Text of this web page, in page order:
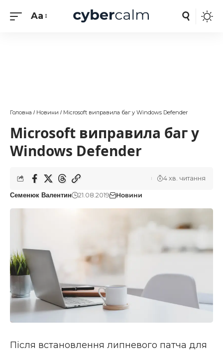
Aa
Головна / Новини / Microsoft виправила баг у Windows Defender
Microsoft виправила баг у
Windows Defender
Семенюк Валентин 21.08.2019 Новини
4 хв. читання
Після встановлення липневого патча для